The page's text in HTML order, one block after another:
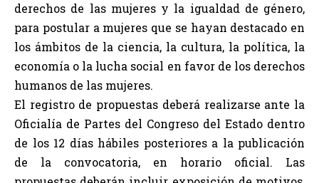
derechos de las mujeres y la igualdad de género,
para postular a mujeres que se hayan destacado en
los ámbitos de la ciencia, la cultura, la política, la
economía o la lucha social en favor de los derechos
humanos de las mujeres.
El registro de propuestas deberá realizarse ante la
Oficialía de Partes del Congreso del Estado dentro
de los 12 días hábiles posteriores a la publicación
de la convocatoria, en horario oficial. Las